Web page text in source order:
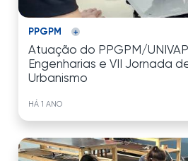
PPGPM
Atuação do PPGPM/
Engenharias e VII Jornada
Urbanismo
HÁ 1 ANO